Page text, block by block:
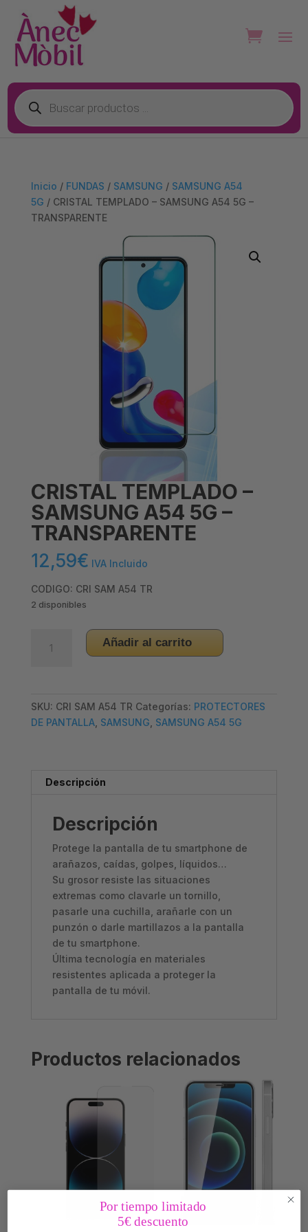
Búsqueda
de
productos
Inicio / FUNDAS / SAMSUNG / SAMSUNG A54
5G / CRISTAL TEMPLADO – SAMSUNG A54 5G –
TRANSPARENTE
CRISTAL TEMPLADO –
SAMSUNG A54 5G –
TRANSPARENTE
12,59€ IVA Incluido
CODIGO: CRI SAM A54 TR
2 disponibles
TEMPLADO
Añadir al carrito
SKU: CRI SAM A54 TR Categorías: PROTECTORES
DE PANTALLA, SAMSUNG SAMSUNG A54 5G
Descripción
Descripción
Protege la pantalla de tu smartphone de
arañazos, caídas, golpes, líquidos…
Su grosor resiste las situaciones
extremas como clavarle un tornillo,
pasarle una cuchilla, arañarle con un
punzón o darle martillazos a la pantalla
de tu smartphone.
Última tecnología en materiales
resistentes aplicada a proteger la
pantalla de tu móvil.
Productos relacionados
Por tiempo limitado
5€ descuento